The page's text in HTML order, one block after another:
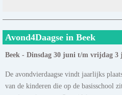
Avond4Daagse in Beek
Beek - Dinsdag 30 juni t/m vrijdag 3
De avondvierdaagse vindt jaarlijks
van de kinderen die op de basisschool